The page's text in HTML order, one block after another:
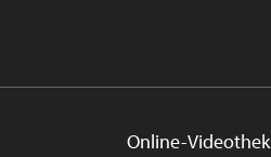
Online-Videothek